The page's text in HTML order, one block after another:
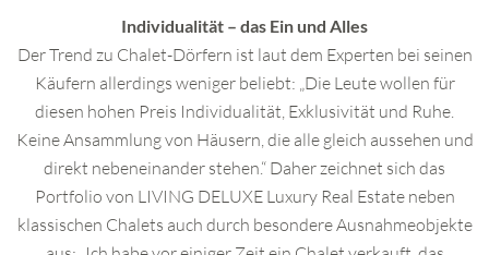
Individualität – das Ein und Alles
Der Trend zu Chalet-Dörfern ist laut dem Experten bei seinen
Käufern allerdings weniger beliebt: „Die Leute wollen für
diesen hohen Preis Individualität, Exklusivität und Ruhe.
Keine Ansammlung von Häusern, die alle gleich aussehen und
direkt nebeneinander stehen.“ Daher zeichnet sich das
Portfolio von LIVING DELUXE Luxury Real Estate neben
klassischen Chalets auch durch besondere Ausnahmeobjekte
Dieses Feld wird bei der Anzeige des Formulars
ausgeblendet
Ich stimme derDatenschutzerklärungzu.
* erforderlich